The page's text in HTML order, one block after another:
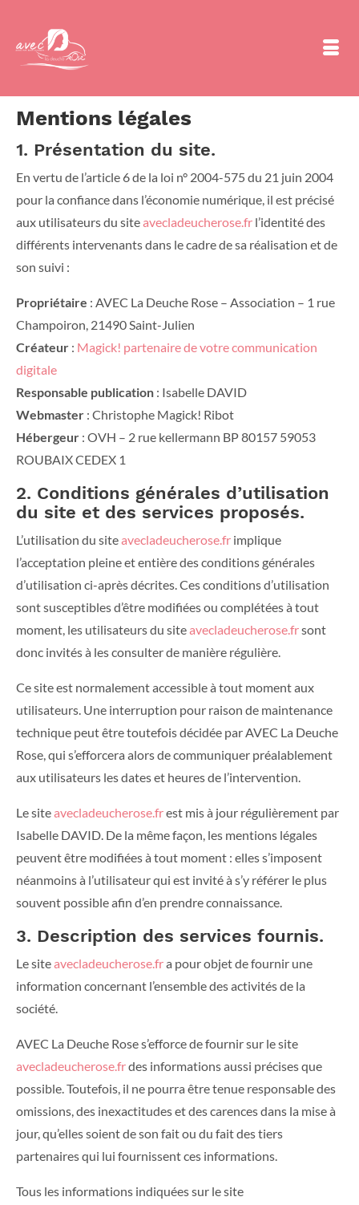
Mentions légales
1. Présentation du site.
En vertu de l’article 6 de la loi n° 2004-575 du 21 juin 2004
pour la confiance dans l’économie numérique, il est précisé
aux utilisateurs du siteavecladeucherose.fr l’identité des
différents intervenants dans le cadre de sa réalisation et de
son suivi :
Propriétaire : AVEC La Deuche Rose – Association – 1 rue
Champoiron, 21490 Saint-Julien
Créateur : Magick! partenaire de votre communication
digitale
Responsable publication : Isabelle DAVID
Webmaster : Christophe Magick! Ribot
Hébergeur : OVH – 2 rue kellermann BP 80157 59053
ROUBAIX CEDEX 1
2. Conditions générales d’utilisation
du site et des services proposés.
L’utilisation du siteavecladeucherose.fr implique
l’acceptation pleine et entière des conditions générales
d’utilisation ci-après décrites. Ces conditions d’utilisation
sont susceptibles d’être modifiées ou complétées à tout
moment, les utilisateurs du siteavecladeucherose.frsont
donc invités à les consulter de manière régulière.
Ce site est normalement accessible à tout moment aux
utilisateurs. Une interruption pour raison de maintenance
technique peut être toutefois décidée par AVEC La Deuche
Rose, qui s’efforcera alors de communiquer préalablement
aux utilisateurs les dates et heures de l’intervention.
Le siteavecladeucherose.frest mis à jour régulièrement par
Isabelle DAVID. De la même façon, les mentions légales
peuvent être modifiées à tout moment : elles s’imposent
néanmoins à l’utilisateur qui est invité à s’y référer le plus
souvent possible afin d’en prendre connaissance.
3. Description des services fournis.
Le siteavecladeucherose.fra pour objet de fournir une
information concernant l’ensemble des activités de la
société.
AVEC La Deuche Rose s’efforce de fournir sur le site
avecladeucherose.frdes informations aussi précises que
possible. Toutefois, il ne pourra être tenue responsable des
omissions, des inexactitudes et des carences dans la mise à
jour, qu’elles soient de son fait ou du fait des tiers
partenaires qui lui fournissent ces informations.
Tous les informations indiquées sur le site